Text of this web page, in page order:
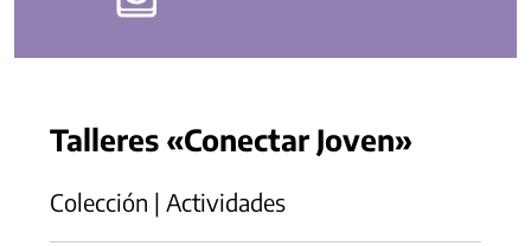
Talleres «Conectar Joven»
Colección | Actividades